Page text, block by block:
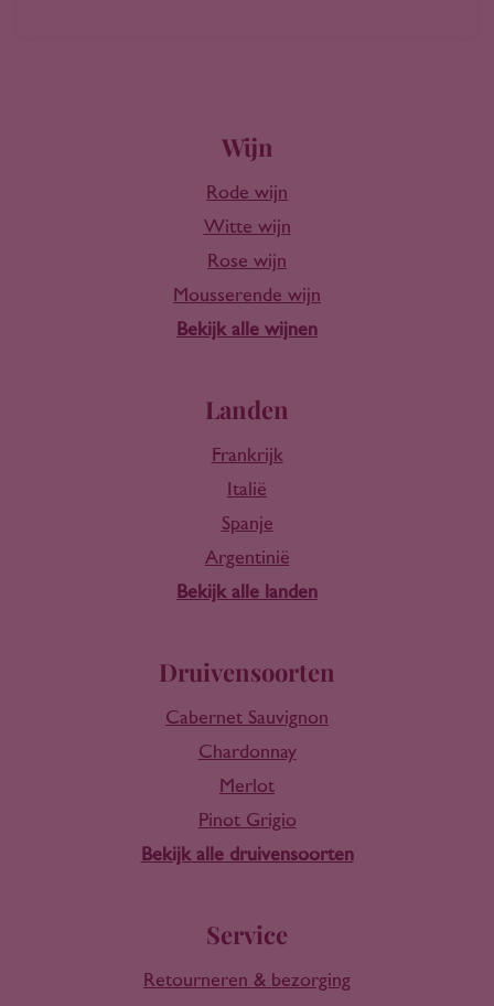
Wijn
Rode wijn
Witte wijn
Rose wijn
Mousserende wijn
Bekijk alle wijnen
Landen
Frankrijk
Italië
Spanje
Argentinië
Bekijk alle landen
Druivensoorten
Cabernet Sauvignon
Chardonnay
Merlot
Pinot Grigio
Bekijk alle druivensoorten
Service
Retourneren & bezorging